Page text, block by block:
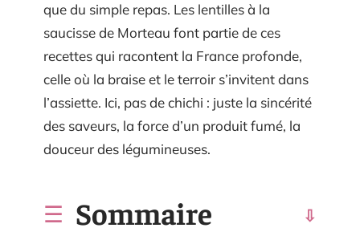
que du simple repas. Les lentilles à la
saucisse de Morteau font partie de ces
recettes qui racontent la France profonde,
celle où la braise et le terroir s’invitent dans
l’assiette. Ici, pas de chichi : juste la sincérité
des saveurs, la force d’un produit fumé, la
douceur des légumineuses.
Sommaire